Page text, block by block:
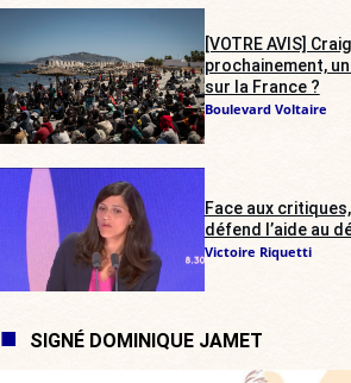
[VOTRE AVIS]
prochainement,
sur la France ?
Boulevard Voltaire
Face aux
défend l’aide au
Victoire Riquetti
SIGNÉ DOMINIQUE JAMET